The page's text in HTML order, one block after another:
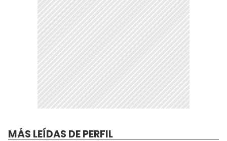
MÁS LEÍDAS DE PERFIL